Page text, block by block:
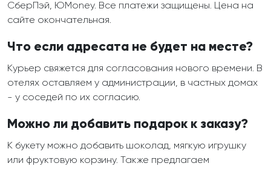
СберПэй, ЮMoney. Все платежи защищены. Цена на
сайте окончательная.
Что если адресата не будет на месте?
Курьер свяжется для согласования нового времени. В
отелях оставляем у администрации, в частных домах
- у соседей по их согласию.
Можно ли добавить подарок к заказу?
К букету можно добавить шоколад, мягкую игрушку
или фруктовую корзину. Также предлагаем